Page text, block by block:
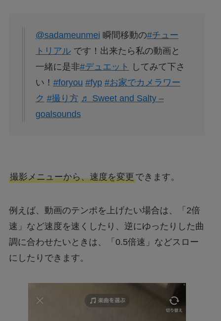
@sadameunmei 瞬間移動の#チュー
トリアルです！出来たら私の動画と
一緒に是非#デュエット
してみて下さ
い！ #foryou #fyp #お家でカメラワー
ク #撮り方 ♬ Sweet and Salty –
goalsounds
撮影メニューから、速度を変更できます。
例えば、動画のテンポを上げたい場合は、「2倍
速」など速度を速くしたり、逆にゆったりした曲
調に合わせたいときは、「0.5倍速」などスロー
にしたりできます。